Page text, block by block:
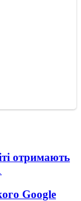
отримають
Google